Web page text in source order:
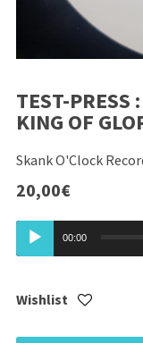
TEST-PRESS
KING OF
Skank O'Clock
20,00€
Lecteur
audio
00:00
Wishlist